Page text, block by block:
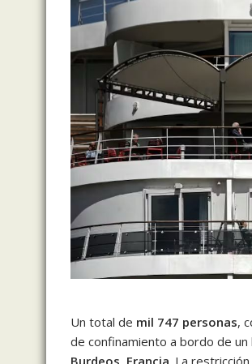
Un total de mil 747 personas,
de confinamiento a bordo de